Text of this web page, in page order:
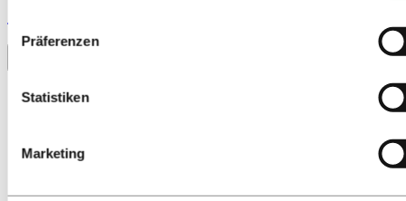
kombinieren, die Sie ihnen bereitgestellt haben oder die sie
Ihre Nutzung ihrer Dienste gesammelt haben. Der
Verantwortliche für die Verarbeitung der durch dieses Cookie
erhobenen personenbezogenen Daten. In der
sich handelt.
Präferenzen
Statistiken
Marketing
Alle
Menschen und Karriere
Energie